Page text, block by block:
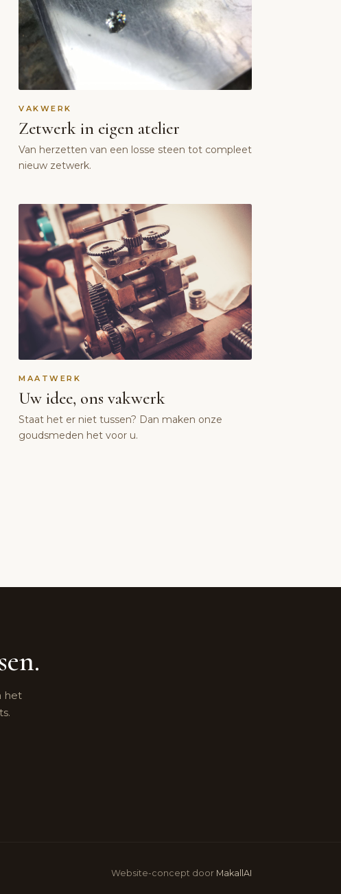
VAKWERK
Zetwerk in eigen atelier
Van herzetten van een losse steen tot compleet
nieuw zetwerk.
MAATWERK
Uw idee, ons vakwerk
Staat het er niet tussen? Dan maken onze
goudsmeden het voor u.
het
Website-concept door MakallAI